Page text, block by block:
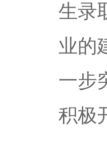
生录
业的
一步
积极